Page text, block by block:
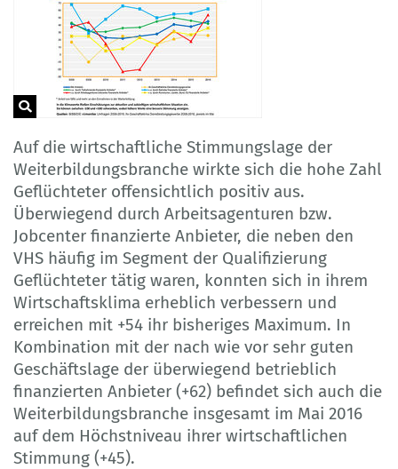
Auf die wirtschaftliche Stimmungslage der
Weiterbildungsbranche wirkte sich die hohe Zahl
Geflüchteter offensichtlich positiv aus.
Überwiegend durch Arbeitsagenturen bzw.
Jobcenter finanzierte Anbieter, die neben den
VHS häufig im Segment der Qualifizierung
Geflüchteter tätig waren, konnten sich in ihrem
Wirtschaftsklima erheblich verbessern und
erreichen mit +54 ihr bisheriges Maximum. In
Kombination mit der nach wie vor sehr guten
Geschäftslage der überwiegend betrieblich
finanzierten Anbieter (+62) befindet sich auch die
Weiterbildungsbranche insgesamt im Mai 2016
auf dem Höchstniveau ihrer wirtschaftlichen
Stimmung (+45).